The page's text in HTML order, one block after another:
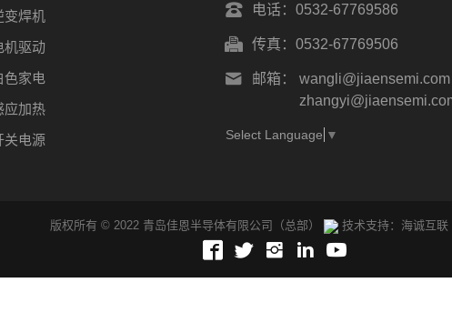
变焊机
机驱动
色家电
应加热
关电源
电话：0532-67769586
传真：0532-67769506
邮箱：
wangli@jiaensemi.com
Select Language ▼
版权所有 © 2022 青岛佳恩半导体有限公司（总部） 技术支持：海诚互联